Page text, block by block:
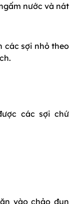
nước và nát
các sợi nhỏ theo
các sợi chứ
vào chảo đun